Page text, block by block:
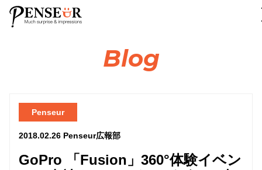
Blog
GoPro 「Fusion」360°体験イベン
Penseur
2018.02.26 Penseur広報部